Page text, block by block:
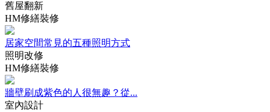
舊屋翻新
HM修繕裝修
居家空間常見的五種照明方式​
照明改修
HM修繕裝修
牆壁刷成紫色的人很無趣？從...
室內設計